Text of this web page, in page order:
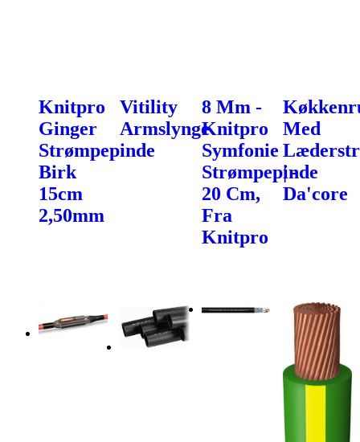
Knitpro
Ginger
Strømpepinde
Birk
15cm
2,50mm
Vitility
Armslynge
8 Mm -
Knitpro
Symfonie
Strømpepinde
20 Cm,
Fra
Knitpro
Med
| -
Da'core